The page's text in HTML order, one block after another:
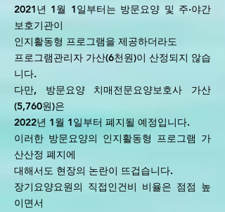
2021년 1월 1일부터는 방문요양 및 주·야간
보호기관이
인지활동형 프로그램을 제공하더라도
프로그램관리자 가산(6천원)이 산정되지 않습
니다.
다만, 방문요양 치매전문요양보호사 가산
(5,760원)은
2022년 1월 1일부터 폐지될 예정입니다.
이러한 방문요양의 인지활동형 프로그램 가
산산정 폐지에
대해서도 현장의 논란이 뜨겁습니다.
장기요양요원의 직접인건비 비율은 점점 높
이면서